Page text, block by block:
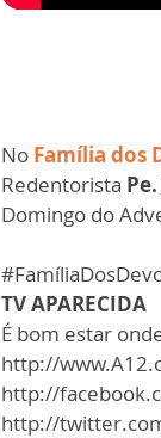
No Família dos
Redentorista
Domingo do
TV APARECIDA
É bom estar
http://
http://
http://